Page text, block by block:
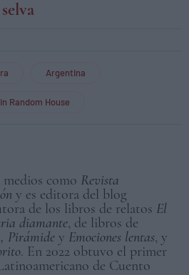
Argentina
Random House
como Revista
y es editora del blog
de los libros de relatos El
diamante, de libros de
Pirámide y Emociones lentas, y
. En 2022 obtuvo el primer
de Cuento